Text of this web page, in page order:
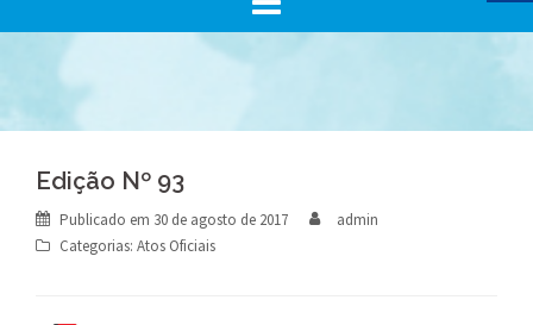
Edição Nº 93
Publicado em 30 de agosto de 2017
admin
Categorias: Atos Oficiais